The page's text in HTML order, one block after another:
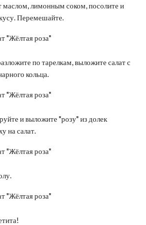
маслом, лимонным соком, посолите и
Перемешайте.
по тарелкам, выложите салат с
кольца.
и выложите "розу" из долек
на салат.